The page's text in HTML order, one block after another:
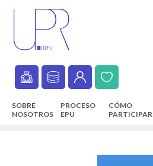
content
Secondary
navigation
SOBRE
NOSOTROS
PROCESO
EPU
CÓMO
PARTICIPAR